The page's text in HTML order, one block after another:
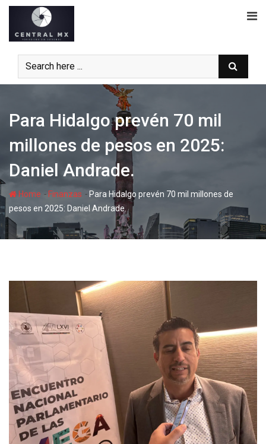
Skip
content
Para Hidalgo prevén 70 mil
millones de pesos en 2025:
Daniel Andrade.
Home - Finanzas - Para Hidalgo prevén 70 mil millones de
pesos en 2025: Daniel Andrade.